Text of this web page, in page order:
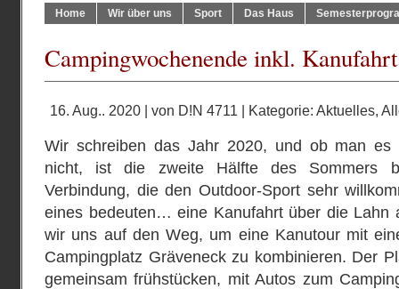
Home Wir über uns Sport Das Haus
Campingwochenende inkl. Kanufahrt
16. Aug.. 2020 | von D!N 4711 | Kategorie: Aktuelles,
Wir schreiben das Jahr 2020, und ob man es
nicht, ist die zweite Hälfte des Sommers
Verbindung, die den Outdoor-Sport sehr
eines bedeuten… eine Kanufahrt über die Lahn
wir uns auf den Weg, um eine Kanutour mit
Campingplatz Gräveneck zu kombinieren. Der
gemeinsam frühstücken, mit Autos zum